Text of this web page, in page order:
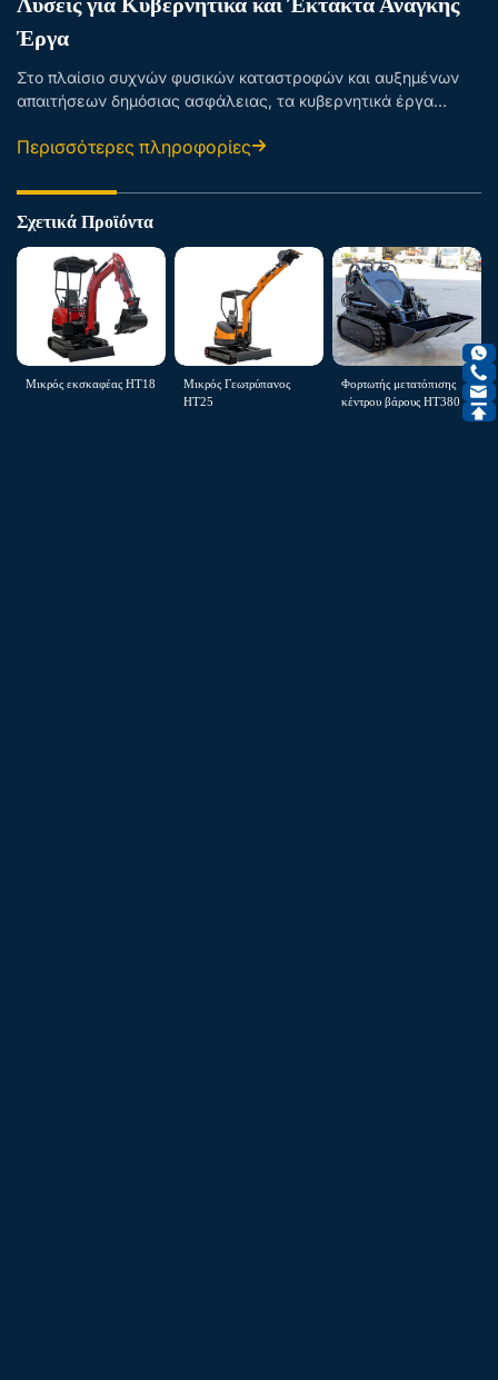
Έργα
Στο πλαίσιο συχνών φυσικών καταστροφών και αυξημένων
απαιτήσεων δημόσιας ασφάλειας, τα κυβερνητικά έργα
και αξιόπιστη υποστήριξη εξοπλισμού. Παρέχουμε ειδικούς
υποστήριξης...
Περισσότερες πληροφορίες
Σχετικά Προϊόντα
Μικρός εκσκαφέας HT18
Μικρός Γεωτρύπανος
HT25
Φορτωτής μετατόπισης
κέντρου βάρους HT380